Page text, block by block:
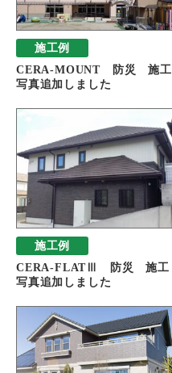
施工例
CERA-MOUNT 防災 施工
写真追加しました
施工例
CERA-FLATⅢ 防災 施工
写真追加しました